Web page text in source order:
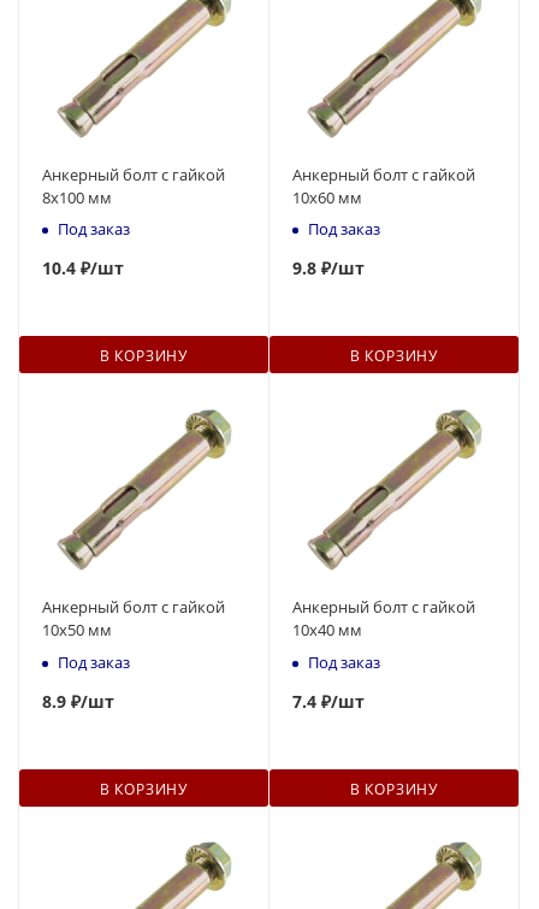
Анкерный болт с гайкой
8x100 мм
Под заказ
10.4 ₽/шт
В КОРЗИНУ
Анкерный болт с гайкой
10x60 мм
Под заказ
9.8 ₽/шт
В КОРЗИНУ
Анкерный болт с гайкой
10x50 мм
Под заказ
8.9 ₽/шт
В КОРЗИНУ
Анкерный болт с гайкой
10x40 мм
Под заказ
7.4 ₽/шт
В КОРЗИНУ